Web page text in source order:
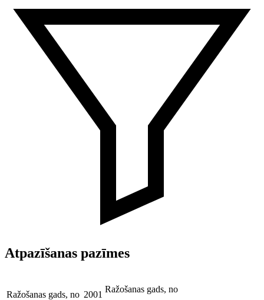
Atpazīšanas pazīmes
Ražošanas gads, no 2001
Ražošanas gads, no